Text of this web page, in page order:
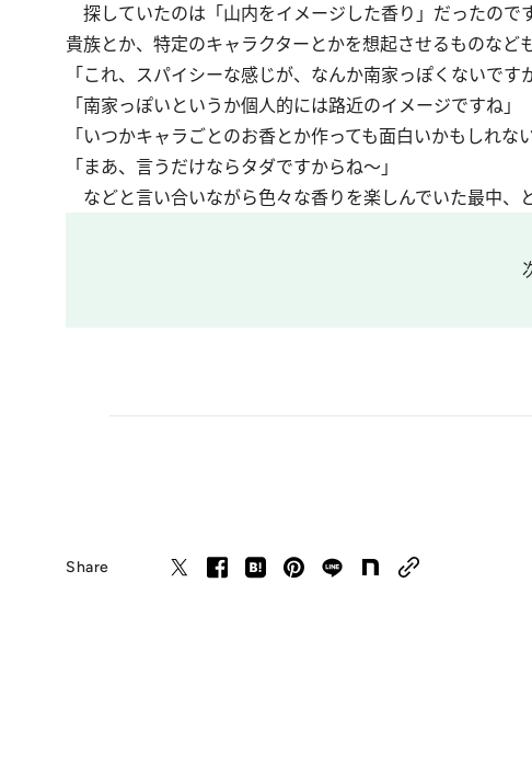
探していたのは「山内をイメージした香り」だったので
貴族とか、特定のキャラクターとかを想起させるものなど
「これ、スパイシーな感じが、なんか南家っぽくないです
「南家っぽいというか個人的には路近のイメージですね」
「いつかキャラごとのお香とか作っても面白いかもしれな
「まあ、言うだけならタダですからね～」
などと言い合いながら色々な香りを楽しんでいた最中、
Share